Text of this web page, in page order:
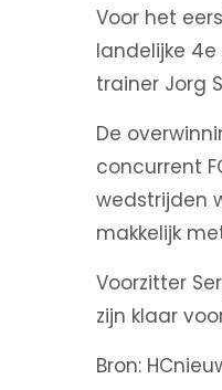
Voor het
landelijke
trainer Jorg
De
concurrent
wedstrijden
makkelijk
Voorzitter
zijn klaar
Bron: